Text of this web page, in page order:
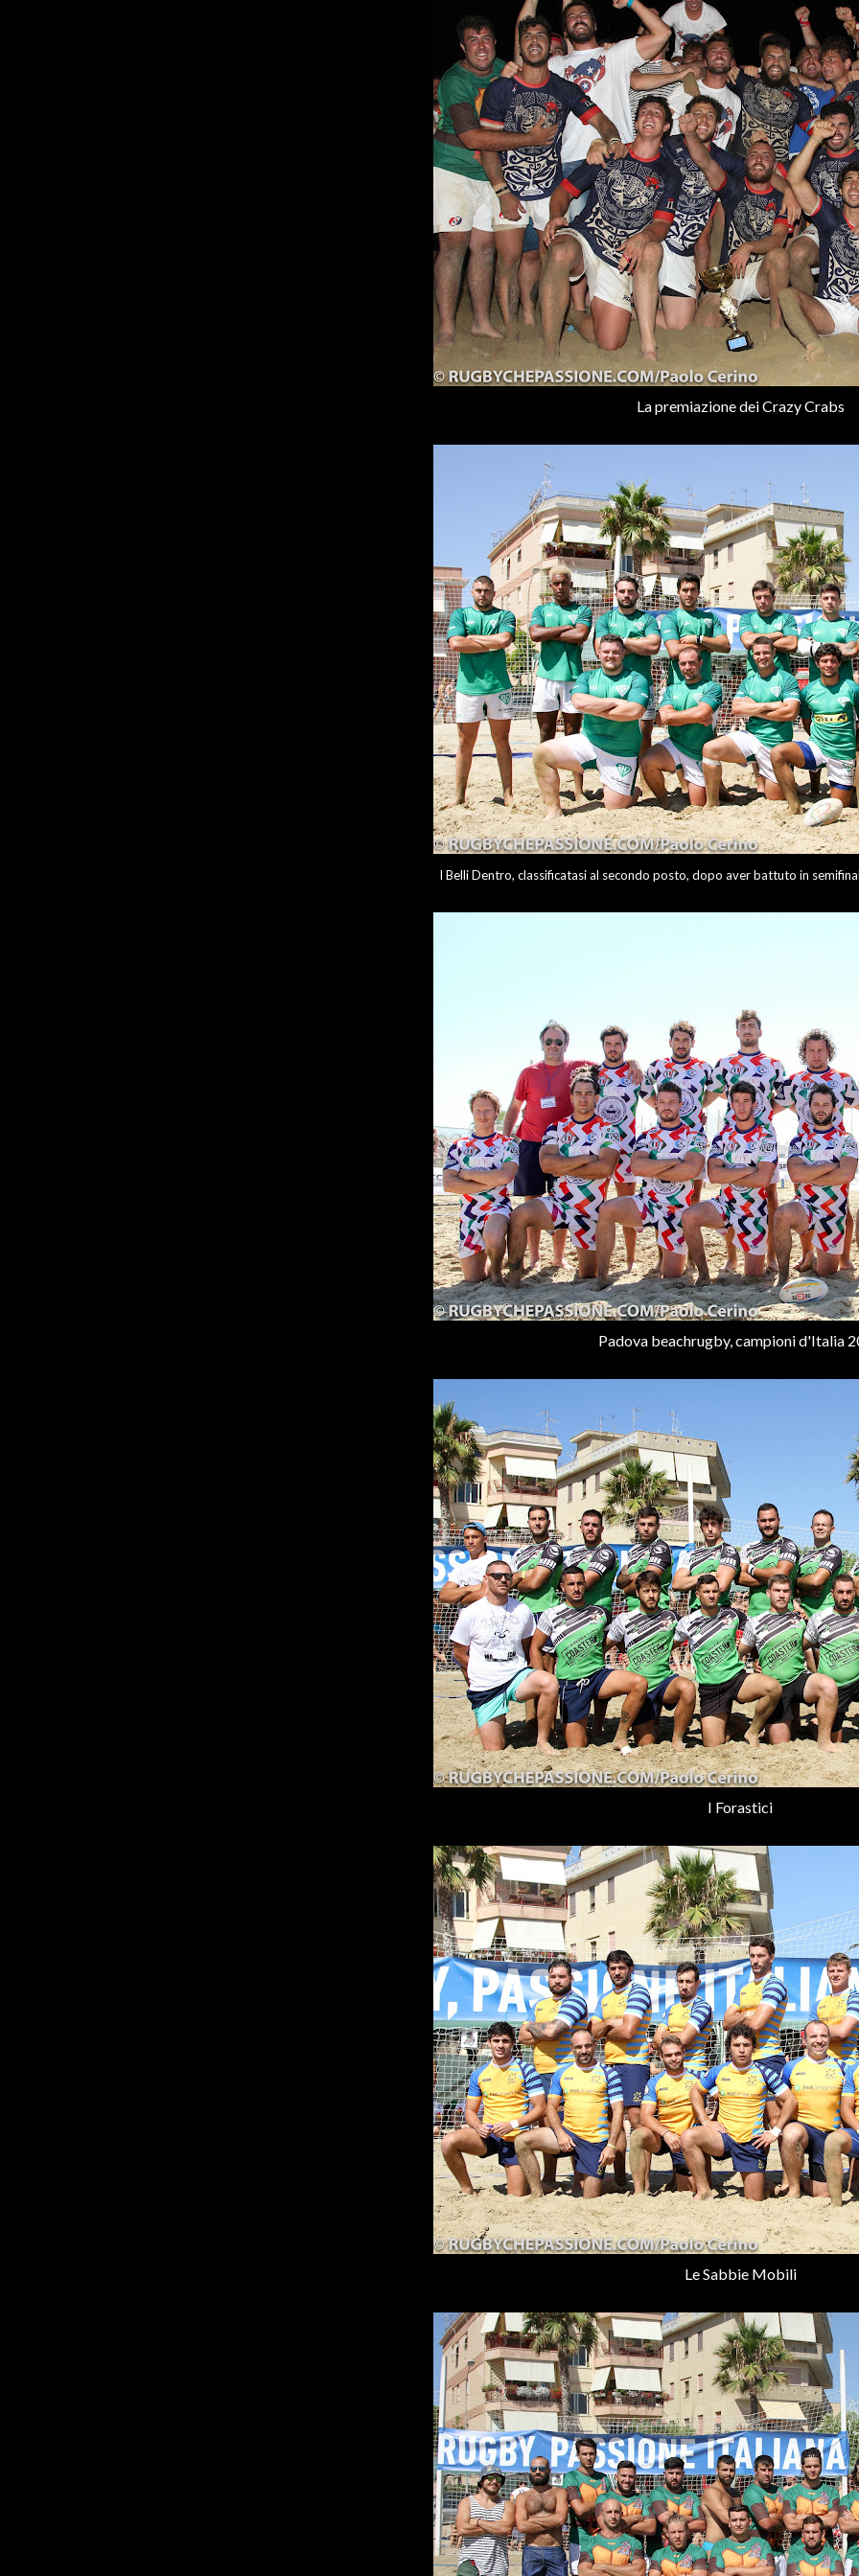
La premiazione dei Crazy Crabs
I Belli Dentro, classificatasi al secondo posto, dopo aver battuto in
Padova beachrugby, campioni d'Italia
I Forastici
Le Sabbie Mobili